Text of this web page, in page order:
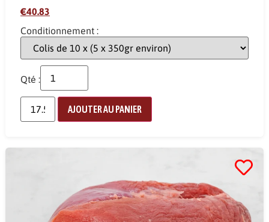
€40.83
Conditionnement :
Qté :
AJOUTER AU PANIER